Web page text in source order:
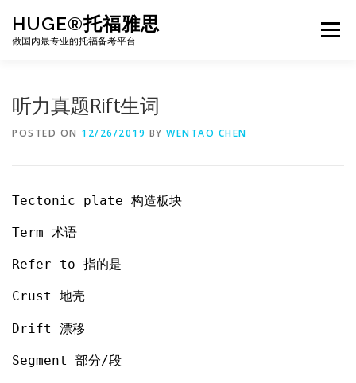
content
HUGE®托福雅思
做国内最专业的托福备考平台
Menu
BJ北京｜OFFICE 托福题库登陆
听力真题Rift生词
POSTED ON 12/26/2019 BY WENTAO CHEN
Tectonic plate 构造板块
Term 术语
Refer to 指的是
Crust 地壳
Drift 漂移
Segment 部分/段